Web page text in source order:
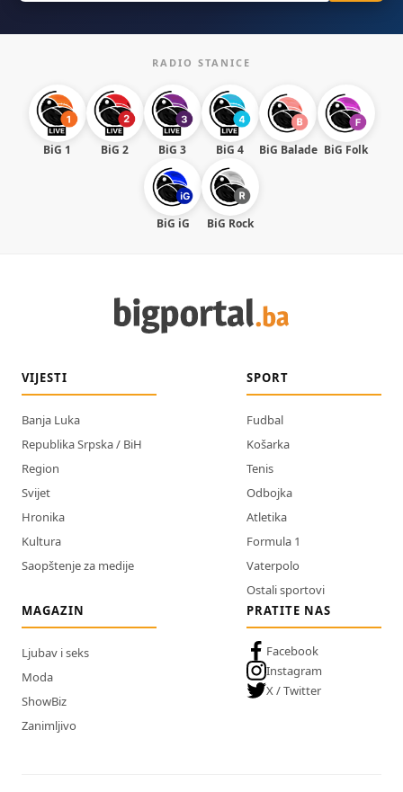
RADIO STANICE
BiG 1 BiG 2 BiG 3 BiG 4 BiG Balade BiG Folk
BiG iG BiG Rock
VIJESTI
Banja Luka
Republika Srpska / BiH
Region
Svijet
Hronika
Kultura
Saopštenje za medije
SPORT
Fudbal
Košarka
Tenis
Odbojka
Atletika
Formula 1
Vaterpolo
Ostali sportovi
MAGAZIN
Ljubav i seks
Moda
ShowBiz
Zanimljivo
PRATITE NAS
Facebook
Instagram
X / Twitter